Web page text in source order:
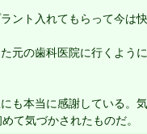
ント入れてもらって今は
元の歯科医院に行くよう
も本当に感謝している。
て気づかされたものだ。